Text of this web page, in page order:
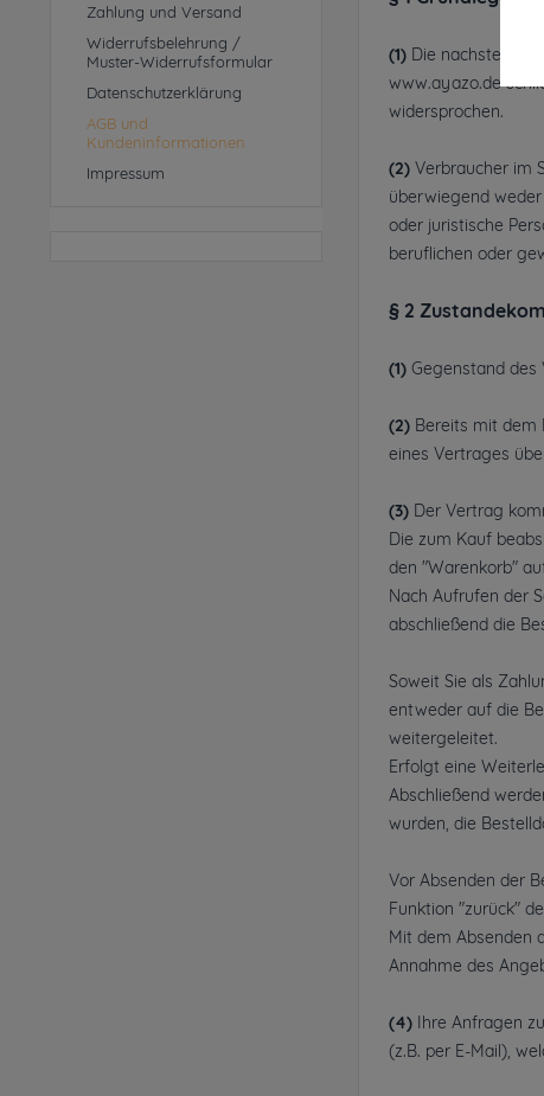
Zahlung und Versand
Widerrufsbelehrung /
Muster-Widerrufsformular
Datenschutzerklärung
AGB und
Kundeninformationen
Impressum
(1) Die
www.ayazo.de
widersprochen.
(2) Verbraucher im
überwiegend
oder juristische
beruflichen oder
§ 2
(1) Gegenstand des
(2) Bereits mit dem
eines Vertrages
(3) Der Vertrag
Die zum Kauf
den "Warenkorb"
Nach Aufrufen der
abschließend die
Soweit Sie als
entweder auf die
weitergeleitet.
Erfolgt eine
Abschließend
wurden, die
Vor Absenden der
Funktion "zurück"
Mit dem Absenden
Annahme des
(4) Ihre Anfragen
(z.B. per E-Mail),